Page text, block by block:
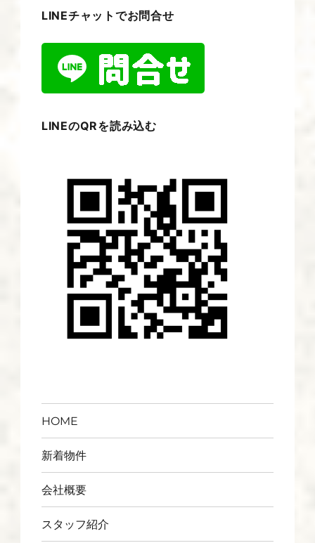
LINEチャットでお問合せ
LINEのQRを読み込む
HOME
新着物件
会社概要
スタッフ紹介